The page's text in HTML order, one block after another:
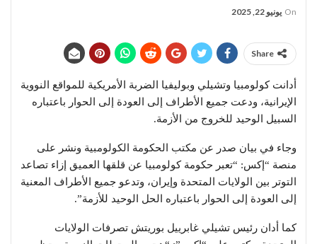
On يونيو 22, 2025
Share
أدانت كولومبيا وتشيلي وبوليفيا الضربة الأمريكية للمواقع النووية
الإيرانية، ودعت جميع الأطراف إلى العودة إلى الحوار باعتباره
السبيل الوحيد للخروج من الأزمة.
وجاء في بيان صدر عن مكتب الحكومة الكولومبية ونشر على
منصة “إكس: “تعبر حكومة كولومبيا عن قلقها العميق إزاء تصاعد
التوتر بين الولايات المتحدة وإيران، وتدعو جميع الأطراف المعنية
إلى العودة إلى الحوار باعتباره الحل الوحيد للأزمة”.
كما أدان رئيس تشيلي غابرييل بوريتش تصرفات الولايات